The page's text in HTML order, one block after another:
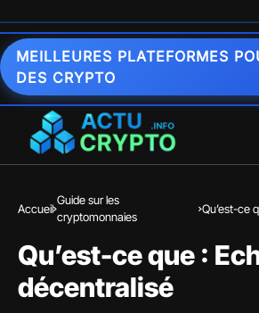
MEILLEURES PLATEFORMES
DES CRYPTO
Accueil
Guide sur les
cryptomonnaies
Qu’est-ce
Qu’est-ce que :
décentralisé